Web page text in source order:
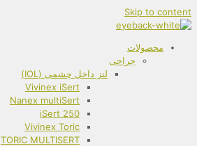
Skip to content
محصولات
جراحی
لنز داخل چشمی (IOL)
Vivinex iSert
Nanex multiSert
iSert 250
Vivinex Toric
TORIC MULTISERT